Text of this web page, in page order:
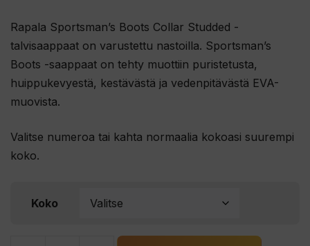
Rapala Sportsman’s Boots Collar Studded -
talvisaappaat on varustettu nastoilla. Sportsman’s
Boots -saappaat on tehty muottiin puristetusta,
huippukevyestä, kestävästä ja vedenpitävästä EVA-
muovista.
Valitse numeroa tai kahta normaalia kokoasi suurempi
koko.
Koko